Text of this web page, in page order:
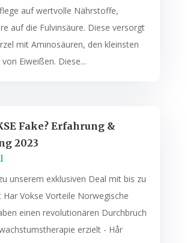
auf wertvolle Nährstoffe,
auf die Fulvinsäure. Diese versorgt
mit Aminosäuren, den kleinsten
Eiweißen. Diese...
Fake? Erfahrung &
2023
unserem exklusiven Deal mit bis zu
Har Vokse Vorteile Norwegische
einen revolutionären Durchbruch
erzielt - Hår